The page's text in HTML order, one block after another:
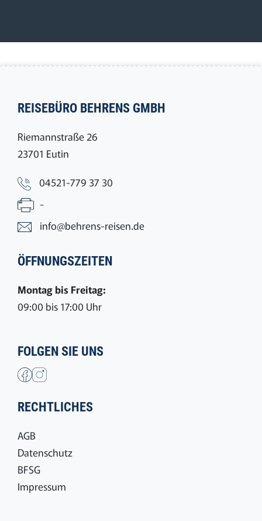
REISEBÜRO BEHRENS GMBH
Riemannstraße 26
23701 Eutin
04521-779 37 30
-
info@behrens-reisen.de
ÖFFNUNGSZEITEN
Montag bis Freitag:
09:00 bis 17:00 Uhr
FOLGEN SIE UNS
RECHTLICHES
AGB
Datenschutz
BFSG
Impressum